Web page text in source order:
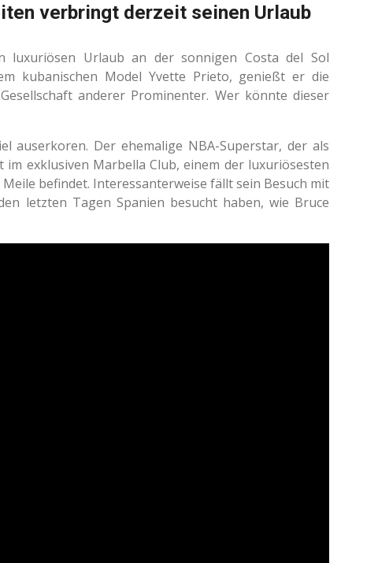
verbringt derzeit seinen Urlaub
luxuriösen Urlaub an der sonnigen Costa del Sol
kubanischen Model Yvette Prieto, genießt er die
anderer Prominenter. Wer könnte dieser
auserkoren. Der ehemalige NBA-Superstar, der als
exklusiven Marbella Club, einem der luxuriösesten
befindet. Interessanterweise fällt sein Besuch mit
letzten Tagen Spanien besucht haben, wie Bruce